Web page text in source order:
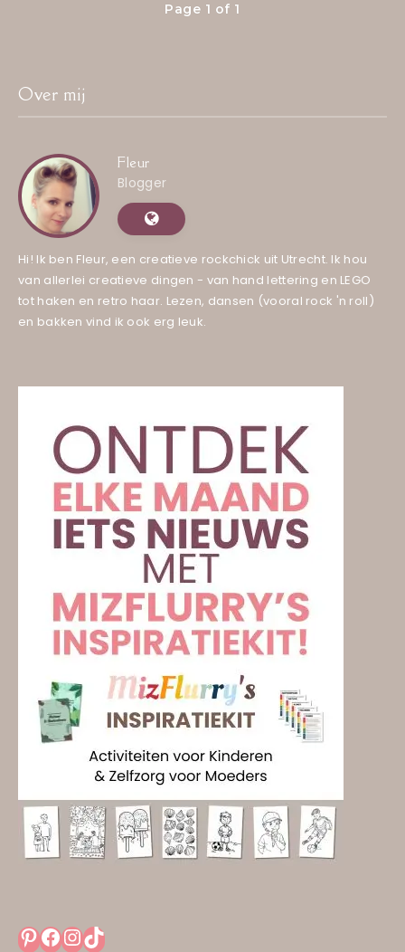
Page 1 of 1
Over mij
Fleur
Blogger
Hi! Ik ben Fleur, een creatieve rockchick uit Utrecht. Ik hou
van allerlei creatieve dingen - van hand lettering en LEGO
tot haken en retro haar. Lezen, dansen (vooral rock 'n roll)
en bakken vind ik ook erg leuk.
Pinterest
Facebook
Instagram
TikTok